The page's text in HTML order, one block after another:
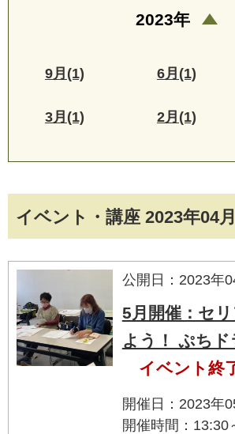
イベント・講座 2023年04月
公開日：2023年
5月開催：セ
よう！ ぷちド
イベント終
開催日：2023年
開催時間：13:30
2023年
9月(1) 6月(1)
3月(1) 2月(1)